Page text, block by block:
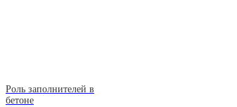
Роль заполнителей в
бетоне